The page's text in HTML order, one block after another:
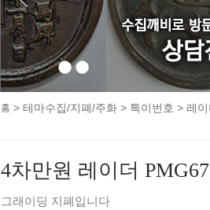
홈 > 테마수집/지폐/주화 > 특이번호 > 레이
4차만원 레이더 PMG67
그래이딩 지폐입니다